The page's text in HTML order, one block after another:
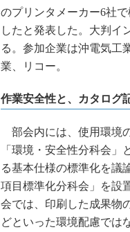
のプリンタメーカー6社
したと発表した。大判イ
る。参加企業は沖電気工
業、リコー。
作業安全性と、カタログ
部会内には、使用環境
「環境・安全性分科会」
る基本仕様の標準化を議
項目標準化分科会」を設
会では、印刷した成果物
どといった環境配慮では